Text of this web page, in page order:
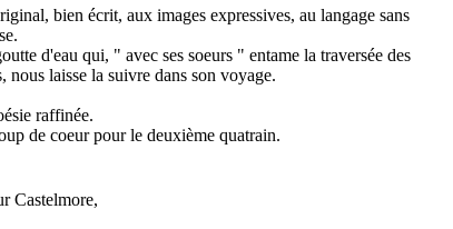
bien écrit, aux images expressives, au langage sans
d'eau qui, " avec ses soeurs " entame la traversée des
nous laisse la suivre dans son voyage.
raffinée.
de coeur pour le deuxième quatrain.
Castelmore,